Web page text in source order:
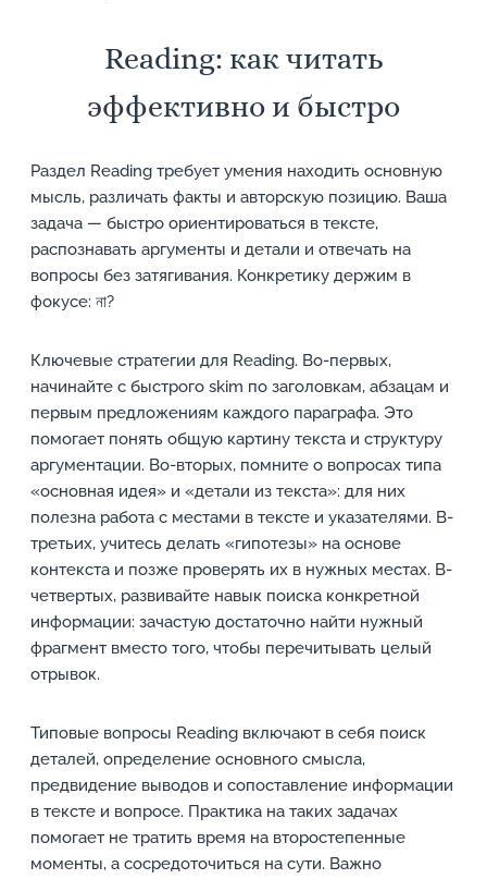
Reading: как читать
эффективно и быстро
Раздел Reading требует умения находить основную
мысль, различать факты и авторскую позицию. Ваша
задача — быстро ориентироваться в тексте,
распознавать аргументы и детали и отвечать на
вопросы без затягивания. Конкретику держим в
фокусе: না?
Ключевые стратегии для Reading. Во-первых,
начинайте с быстрого skim по заголовкам, абзацам и
первым предложениям каждого параграфа. Это
помогает понять общую картину текста и структуру
аргументации. Во-вторых, помните о вопросах типа
«основная идея» и «детали из текста»: для них
полезна работа с местами в тексте и указателями. В-
третьих, учитесь делать «гипотезы» на основе
контекста и позже проверять их в нужных местах. В-
четвертых, развивайте навык поиска конкретной
информации: зачастую достаточно найти нужный
фрагмент вместо того, чтобы перечитывать целый
отрывок.
Типовые вопросы Reading включают в себя поиск
деталей, определение основного смысла,
предвидение выводов и сопоставление информации
в тексте и вопросе. Практика на таких задачах
помогает не тратить время на второстепенные
моменты, а сосредоточиться на сути. Важно